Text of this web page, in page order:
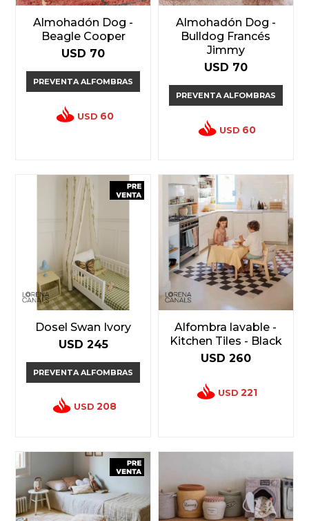
Almohadón Dog -
Beagle Cooper
USD 70
PREVENTA ALFOMBRAS
USD 60
Almohadón Dog -
Bulldog Francés
Jimmy
USD 70
PREVENTA ALFOMBRAS
USD 60
Dosel Swan Ivory
USD 245
PREVENTA ALFOMBRAS
USD 208
Alfombra lavable -
Kitchen Tiles - Black
USD 260
USD 221